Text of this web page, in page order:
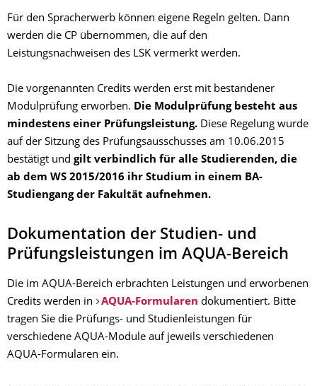
Für den Spracherwerb können eigene Regeln gelten. Dann
werden die CP übernommen, die auf den
Leistungsnachweisen des LSK vermerkt werden.
Die vorgenannten Credits werden erst mit bestandener
Modulprüfung erworben. Die Modulprüfung besteht aus
mindestens einer Prüfungsleistung. Diese Regelung wurde
auf der Sitzung des Prüfungsausschusses am 10.06.2015
bestätigt und gilt verbindlich für alle Studierenden, die
ab dem WS 2015/2016 ihr Studium in einem BA-
Studiengang der Fakultät aufnehmen.
Dokumentation der Studien- und
Prüfungsleistungen im AQUA-Bereich
Die im AQUA-Bereich erbrachten Leistungen und erworbenen
Credits werden in
AQUA-Formularen dokumentiert. Bitte
tragen Sie die Prüfungs- und Studienleistungen für
verschiedene AQUA-Module auf jeweils verschiedenen
AQUA-Formularen ein.